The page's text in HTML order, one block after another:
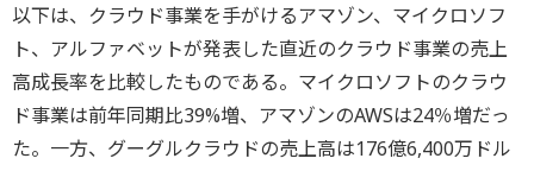
以下は、クラウド事業を手がけるアマゾン、マイクロソフ
ト、アルファベットが発表した直近のクラウド事業の売上
高成長率を比較したものである。マイクロソフトのクラウ
ド事業は前年同期比39%増、アマゾンのAWSは24％増だっ
た。一方、グーグルクラウドの売上高は176億6,400万ドル